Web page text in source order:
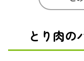
とり肉の